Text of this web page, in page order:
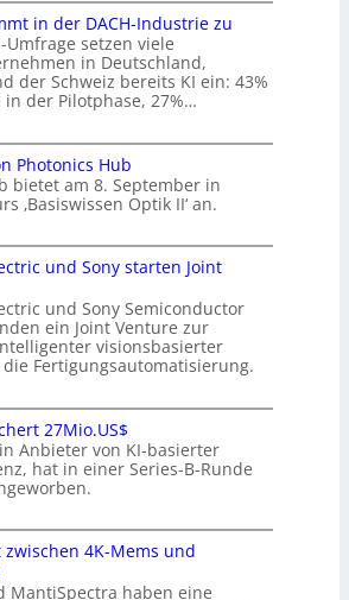
in der DACH-Industrie zu
Umfrage setzen viele
in Deutschland,
der Schweiz bereits KI ein: 43%
der Pilotphase, 27%…
Photonics Hub
bietet am 8. September in
‚Basiswissen Optik II‘ an.
und Sony starten Joint
und Sony Semiconductor
ein Joint Venture zur
visionsbasierter
Fertigungsautomatisierung.
27Mio.US$
Anbieter von KI-basierter
hat in einer Series-B-Runde
4K-Mems und
MantiSpectra haben eine